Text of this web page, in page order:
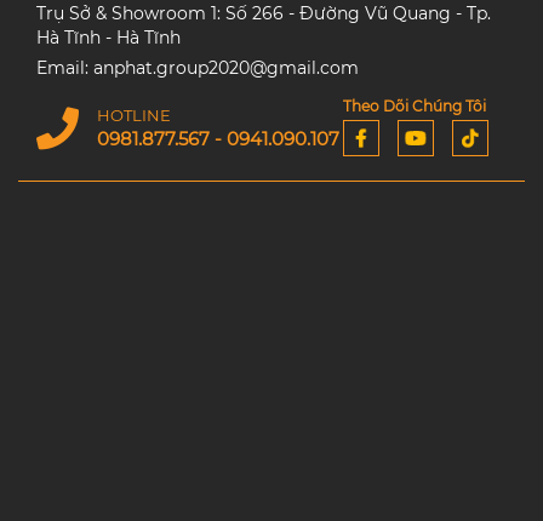
Trụ Sở & Showroom 1: Số 266 - Đường Vũ Quang - Tp.
Hà Tĩnh - Hà Tĩnh
Email: anphat.group2020@gmail.com
HOTLINE
0981.877.567 - 0941.090.107
Theo Dõi Chúng Tôi